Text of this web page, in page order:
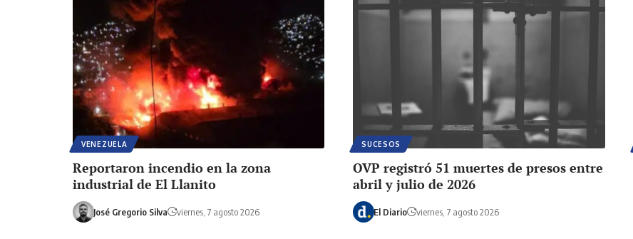
VENEZUELA
Reportaron incendio en la zona
industrial de El Llanito
José Gregorio Silva viernes, 7 agosto 2026
SUCESOS
OVP registró 51 muertes de presos entre
abril y julio de 2026
El Diario viernes, 7 agosto 2026